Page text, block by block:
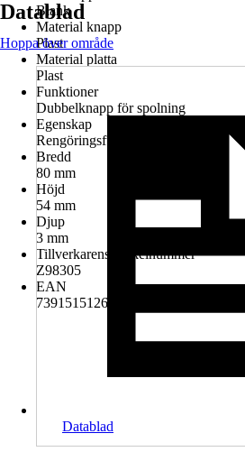
Blank
Material knapp
Plast
Material platta
Plast
Funktioner
Dubbelknapp för spolning
Egenskap
Rengöringsfunktion
Bredd
80 mm
Höjd
54 mm
Djup
3 mm
Tillverkarens artikelnummer
Z98305
EAN
7391515126051
Datablad
Hoppa över område
Datablad